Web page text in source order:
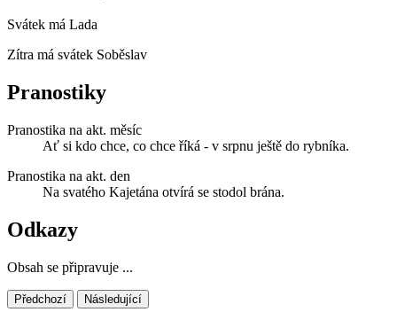
Svátek má Lada
Zítra má svátek Soběslav
Pranostiky
Pranostika na akt. měsíc
Ať si kdo chce, co chce říká - v srpnu ještě do rybníka.
Pranostika na akt. den
Na svatého Kajetána otvírá se stodol brána.
Odkazy
Obsah se připravuje ...
Předchozí Následující